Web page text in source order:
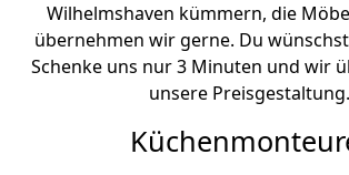
Wilhelmshaven kümmern, die
übernehmen wir gerne. Du
Schenke uns nur 3 Minuten und wir
unsere Preisgestaltung.